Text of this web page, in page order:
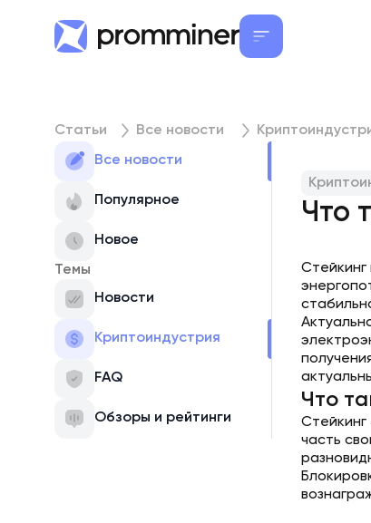
Статьи Все новости
Все новости
Популярное
Новое
Темы
Новости
Криптоиндустрия
FAQ
Обзоры и рейтинги
Что
Стейкинг
Что
часть